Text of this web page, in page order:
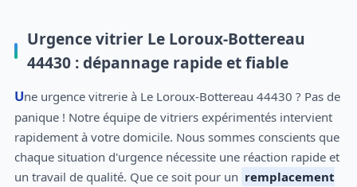
Urgence vitrier Le Loroux-Bottereau
44430 : dépannage rapide et fiable
Une urgence vitrerie à Le Loroux-Bottereau 44430 ? Pas de
panique ! Notre équipe de vitriers expérimentés intervient
rapidement à votre domicile. Nous sommes conscients que
chaque situation d'urgence nécessite une réaction rapide et
un travail de qualité. Que ce soit pour un remplacement